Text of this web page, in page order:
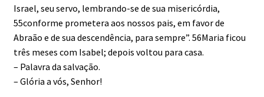
Israel, seu servo, lembrando-se de sua misericórdia,
55conforme prometera aos nossos pais, em favor de
Abraão e de sua descendência, para sempre”. 56Maria ficou
três meses com Isabel; depois voltou para casa.
– Palavra da salvação.
– Glória a vós, Senhor!